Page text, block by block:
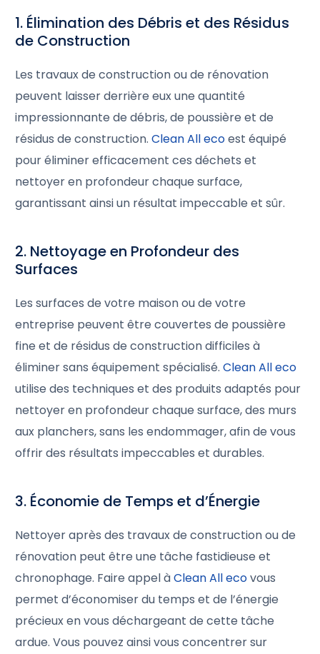
1. Élimination des Débris et des Résidus
de Construction
Les travaux de construction ou de rénovation
peuvent laisser derrière eux une quantité
impressionnante de débris, de poussière et de
résidus de construction.Clean All ecoest équipé
pour éliminer efficacement ces déchets et
nettoyer en profondeur chaque surface,
garantissant ainsi un résultat impeccable et sûr.
2. Nettoyage en Profondeur des
Surfaces
Les surfaces de votre maison ou de votre
entreprise peuvent être couvertes de poussière
fine et de résidus de construction difficiles à
éliminer sans équipement spécialisé.Clean All eco
utilise des techniques et des produits adaptés pour
nettoyer en profondeur chaque surface, des murs
aux planchers, sans les endommager, afin de vous
offrir des résultats impeccables et durables.
3. Économie de Temps et d’Énergie
Nettoyer après des travaux de construction ou de
rénovation peut être une tâche fastidieuse et
chronophage. Faire appel àClean All ecovous
permet d’économiser du temps et de l’énergie
précieux en vous déchargeant de cette tâche
ardue. Vous pouvez ainsi vous concentrer sur